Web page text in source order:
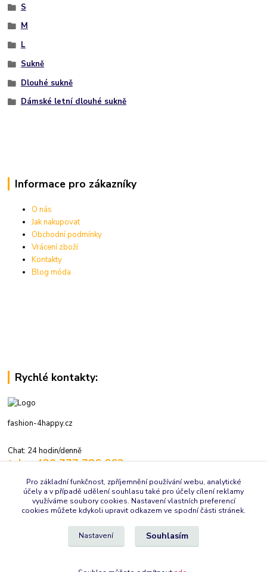
S
M
L
Sukně
Dlouhé sukně
Dámské letní dlouhé sukně
Informace pro zákazníky
O nás
Jak nakupovat
Obchodní podmínky
Vrácení zboží
Kontakty
Blog móda
Rychlé kontakty:
fashion-4happy.cz
Chat: 24 hodin/denně
tel.: +420 777 786 662
info@fashion-4happy.cz
Pro základní funkčnost, zpříjemnění používání webu, analytické
účely a v případě udělení souhlasu také pro účely cílení reklamy
využíváme soubory cookies. Nastavení vlastních preferencí
cookies můžete kdykoli upravit odkazem ve spodní části stránek.
Nastavení Souhlasím